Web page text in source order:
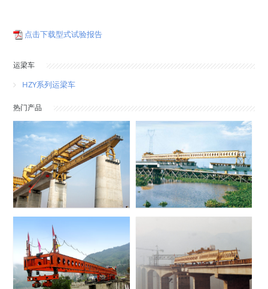
点击下载型式试验报告
运梁车
HZY系列运梁车
热门产品